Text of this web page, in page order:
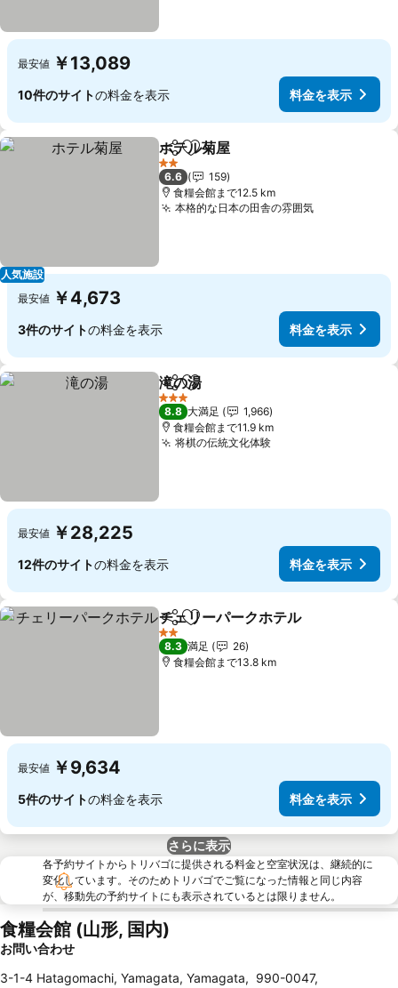
最安値 ￥13,089
10件のサイトの料金を表示 料金を表示
人気施設
シェアお気に入りに追加
ホテル菊屋
2 ホテルのランク
6.6
159
食糧会館まで12.5 km
本格的な日本の田舎の雰囲気
最安値 ￥4,673
3件のサイトの料金を表示 料金を表示
シェアお気に入りに追加
滝の湯
3 ホテルのランク
8.8 大満足
1,966
食糧会館まで11.9 km
将棋の伝統文化体験
最安値 ￥28,225
12件のサイトの料金を表示 料金を表示
シェアお気に入りに追加
チェリーパークホテル
2 ホテルのランク
8.3 満足
26
食糧会館まで13.8 km
最安値 ￥9,634
5件のサイトの料金を表示 料金を表示
さらに表示
各予約サイトからトリバゴに提供される料金と空室状況は、継続的に
変化しています。そのためトリバゴでご覧になった情報と同じ内容
が、移動先の予約サイトにも表示されているとは限りません。
食糧会館 (山形, 国内)
お問い合わせ
3-1-4 Hatagomachi, Yamagata, Yamagata, 990-0047,